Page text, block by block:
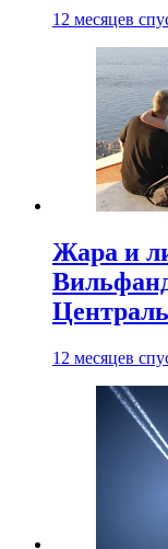
12 месяцев
Жара и
12 месяцев